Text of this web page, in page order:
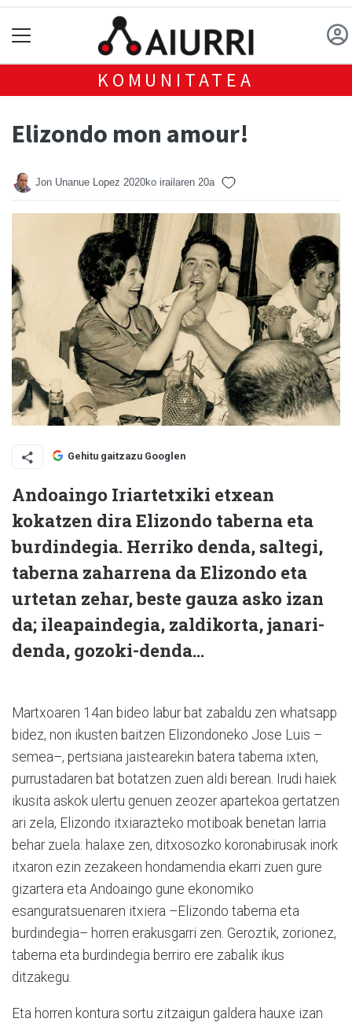
KOMUNITATEA
Elizondo mon amour!
Jon Unanue Lopez 2020ko irailaren 20a
Gehitu gaitzazu Googlen
Andoaingo Iriartetxiki etxean
kokatzen dira Elizondo taberna eta
burdindegia. Herriko denda, saltegi,
taberna zaharrena da Elizondo eta
urtetan zehar, beste gauza asko izan
da; ileapaindegia, zaldikorta, janari-
denda, gozoki-denda…
Martxoaren 14an bideo labur bat zabaldu zen whatsapp
bidez, non ikusten baitzen Elizondoneko Jose Luis –
semea–, pertsiana jaistearekin batera taberna ixten,
purrustadaren bat botatzen zuen aldi berean. Irudi haiek
ikusita askok ulertu genuen zeozer apartekoa gertatzen
ari zela, Elizondo itxiarazteko motiboak benetan larria
behar zuela: halaxe zen, ditxosozko koronabirusak inork
itxaron ezin zezakeen hondamendia ekarri zuen gure
gizartera eta Andoaingo gune ekonomiko
esanguratsuenaren itxiera –Elizondo taberna eta
burdindegia– horren erakusgarri zen. Geroztik, zorionez,
taberna eta burdindegia berriro ere zabalik ikus
ditzakegu.
Eta horren kontura sortu zitzaigun galdera hauxe izan